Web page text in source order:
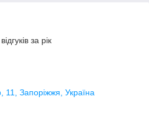
за рік
11, Запоріжжя, Україна